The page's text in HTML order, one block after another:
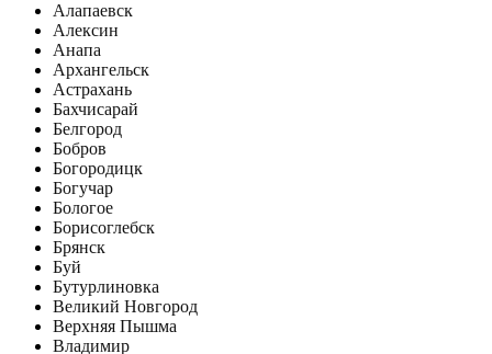
Алапаевск
Алексин
Анапа
Архангельск
Астрахань
Бахчисарай
Белгород
Бобров
Богородицк
Богучар
Бологое
Борисоглебск
Брянск
Буй
Бутурлиновка
Великий Новгород
Верхняя Пышма
Владимир